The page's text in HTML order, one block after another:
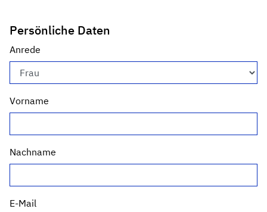
Persönliche Daten
Anrede
Vorname
Nachname
E-Mail